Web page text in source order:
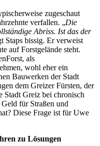
zugeschaut
verfallen. „Die
Abriss. Ist das der
Staps bissig. Er verweist
auf Forstgelände steht.
als
wohl eher ein
Bauwerken der Stadt
dem Greizer Fürsten, der
Stadt Greiz bei chronisch
für Straßen und
Diese Frage ist für Uwe
zu Lösungen